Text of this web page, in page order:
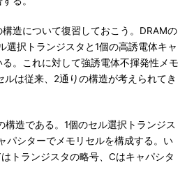
造について復習しておこう。DRAMの
選択トランジスタと1個の高誘電体キャ
。これに対して強誘電体不揮発性メモ
ルは従来、2通りの構造が考えられてき
造である。1個のセル選択トランジス
パシターでメモリセルを構成する。い
トランジスタの略号、Cはキャパシタ